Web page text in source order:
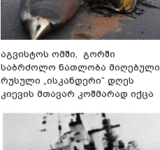
აგვისტოს ომში, გორში
საბრძოლო ნათლობა მიღებული
რუსული „ისკანდერი“ დღეს
კიევის მთავარ კოშმარად იქცა